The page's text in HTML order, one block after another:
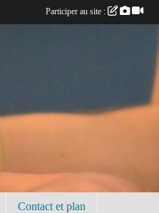
Contact et plan
Participer au site :